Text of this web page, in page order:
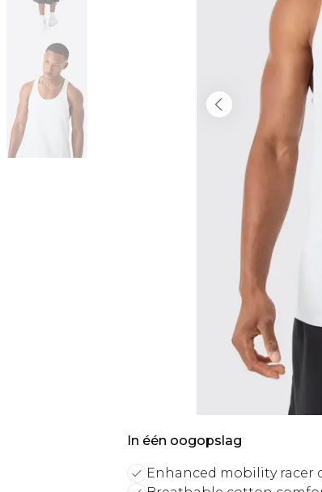
In één oogopslag
Enhanced mobility racer